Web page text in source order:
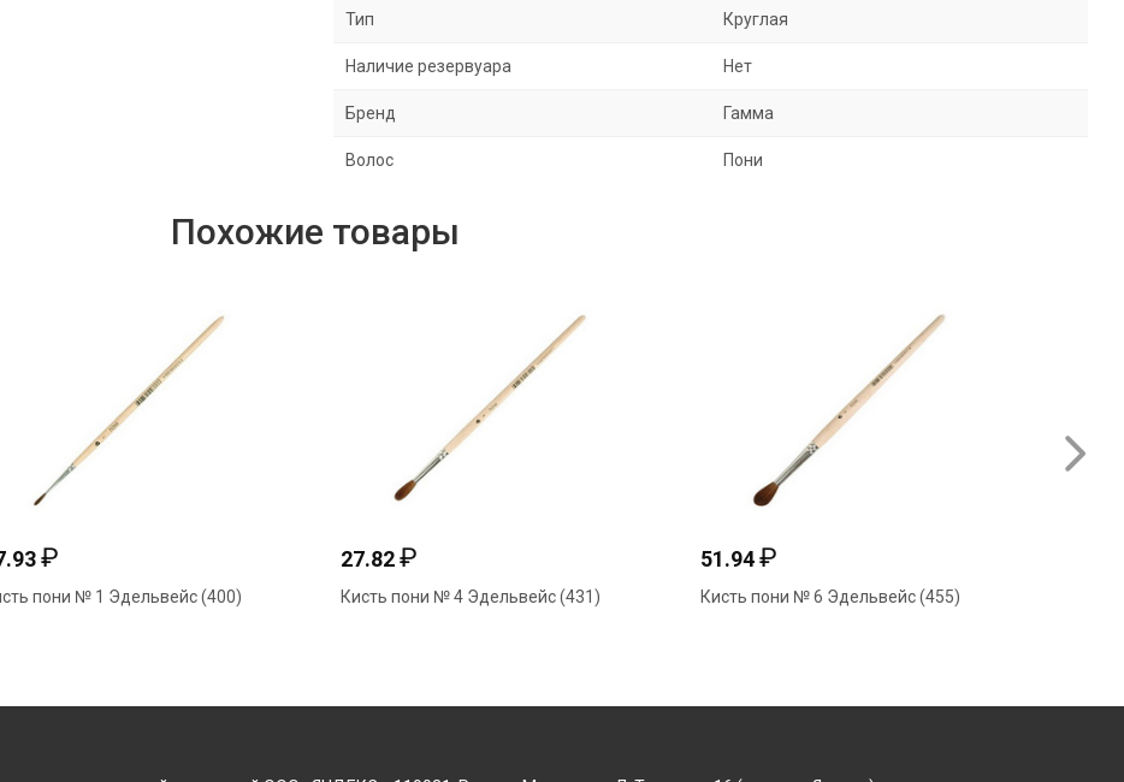
Тип Круглая
Наличие резервуара Нет
Бренд Гамма
Волос Пони
Похожие товары
₽
пони № 1 Эдельвейс (400)
27.82₽
Кисть пони № 4 Эдельвейс (431)
51.94₽
Кисть пони № 6 Эдельвейс (455)